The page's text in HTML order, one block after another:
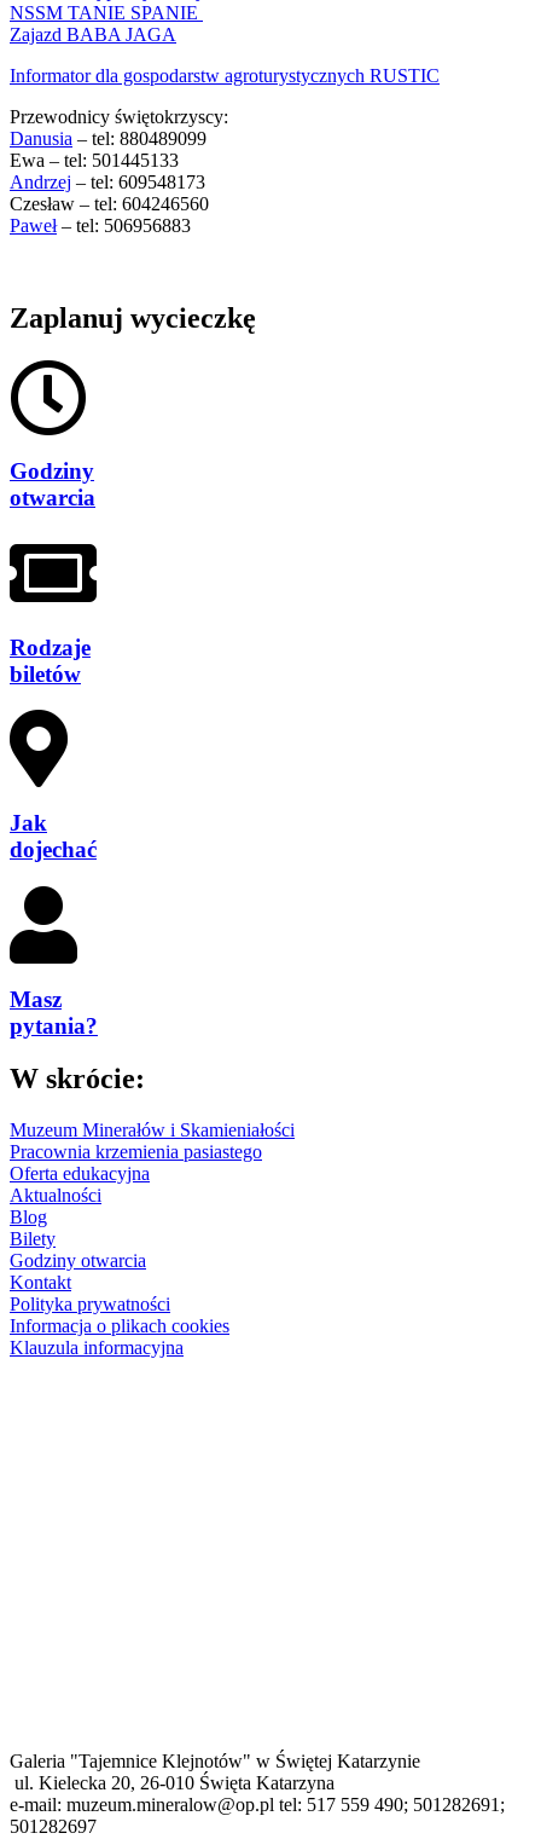
NSSM TANIE SPANIE
Zajazd BABA JAGA
Informator dla gospodarstw agroturystycznych RUSTIC
Przewodnicy świętokrzyscy:
Danusia – tel: 880489099
Ewa – tel: 501445133
Andrzej – tel: 609548173
Czesław – tel: 604246560
Paweł– tel: 506956883
Zaplanuj wycieczkę
Godziny
otwarcia
Rodzaje
biletów
Jak
dojechać
Masz
pytania?
W skrócie:
Muzeum Minerałów i Skamieniałości
Pracownia krzemienia pasiastego
Oferta edukacyjna
Aktualności
Blog
Bilety
Godziny otwarcia
Kontakt
Polityka prywatności
Informacja o plikach cookies
Klauzula informacyjna
Galeria "Tajemnice Klejnotów" w Świętej Katarzynie
ul. Kielecka 20, 26-010 Święta Katarzyna
e-mail: muzeum.mineralow@op.pl tel: 517 559 490; 501282691;
501282697